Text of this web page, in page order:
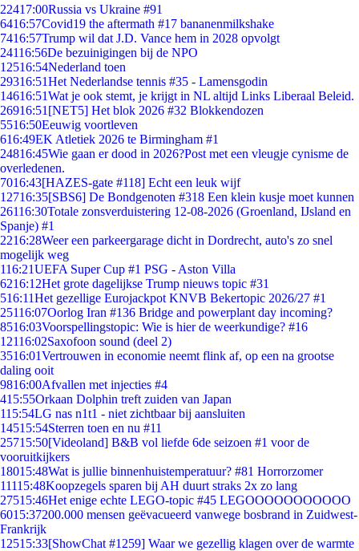
22417:00Russia vs Ukraine #91
6416:57Covid19 the aftermath #17 bananenmilkshake
7416:57Trump wil dat J.D. Vance hem in 2028 opvolgt
24116:56De bezuinigingen bij de NPO
12516:54Nederland toen
29316:51Het Nederlandse tennis #35 - Lamensgodin
14616:51Wat je ook stemt, je krijgt in NL altijd Links Liberaal Beleid.
26916:51 [NET5] Het blok 2026 #32 Blokkendozen
5516:50Eeuwig voortleven
616:49EK Atletiek 2026 te Birmingham #1
24816:45Wie gaan er dood in 2026?Post met een vleugje cynisme de
overledenen.
7016:43[HAZES-gate #118] Echt een leuk wijf
12716:35[SBS6] De Bondgenoten #318 Een klein kusje moet kunnen
26116:30Totale zonsverduistering 12-08-2026 (Groenland, IJsland en
Spanje) #1
2216:28Weer een parkeergarage dicht in Dordrecht, auto's zo snel
mogelijk weg
116:21UEFA Super Cup #1 PSG - Aston Villa
6216:12Het grote dagelijkse Trump nieuws topic #31
516:11Het gezellige Eurojackpot KNVB Bekertopic 2026/27 #1
25116:07Oorlog Iran #136 Bridge and powerplant day incoming?
8516:03Voorspellingstopic: Wie is hier de weerkundige? #16
12116:02Saxofoon sound (deel 2)
3516:01Vertrouwen in economie neemt flink af, op een na grootse
daling ooit
9816:00Afvallen met injecties #4
415:55Orkaan Dolphin treft zuiden van Japan
115:54LG nas n1t1 - niet zichtbaar bij aansluiten
14515:54Sterren toen en nu #11
25715:50[Videoland] B&B vol liefde 6de seizoen #1 voor de
vooruitkijkers
18015:48Wat is jullie binnenhuistemperatuur? #81 Horrorzomer
11115:48Koopzegels sparen bij AH duurt straks 2x zo lang
27515:46Het enige echte LEGO-topic #45 LEGOOOOOOOOOOO
6015:37200.000 mensen geëvacueerd vanwege bosbrand in Zuidwest-
Frankrijk
12515:33[ShowChat #1259] Waar we gezellig klagen over de warmte